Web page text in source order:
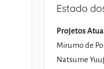
Estado
Projetos
Mirumo de
Natsume